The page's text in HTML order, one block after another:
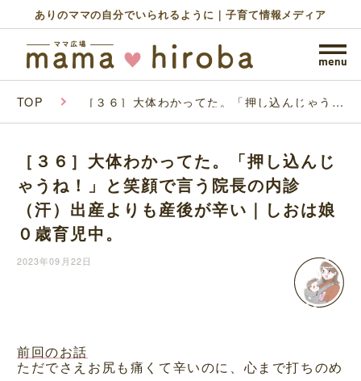
ありのママの自分でいられるように｜子育て情報メディア
TOP ［３６］大体わかってた。「押し込んじゃう
も産後が辛い｜しおは娘０歳育児中。
［３６］大体わかってた。「押し込んじ
ゃうね！」と笑顔で言う院長の内診
（汗）出産よりも産後が辛い｜しおは娘
０歳育児中。
2023年09月22日
前回のお話
ただでさえお尻も痛くて辛いのに、心まで打ちのめ